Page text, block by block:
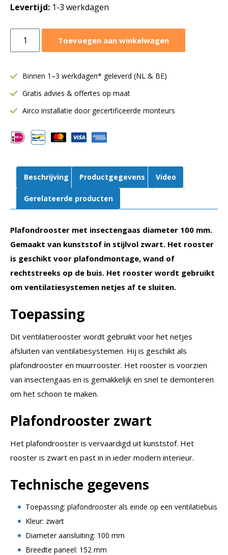
Levertijd: 1-3 werkdagen
plafondrooster
mm
Insectengaas
|
|
Zwart
Toevoegen aan winkelwagen
Binnen 1–3 werkdagen* geleverd (NL & BE)
Gratis advies & offertes op maat
Airco installatie door gecertificeerde monteurs
Beschrijving Productgegevens Video
Gerelateerde producten
Plafondrooster met insectengaas diameter 100 mm.
Gemaakt van kunststof in stijlvol zwart. Het rooster
is geschikt voor plafondmontage, wand of
rechtstreeks op de buis. Het rooster wordt gebruikt
om ventilatiesystemen netjes af te sluiten.
Toepassing
Dit ventilatierooster wordt gebruikt voor het netjes
afsluiten van ventilatiesystemen. Hij is geschikt als
plafondrooster en muurrooster. Het rooster is voorzien
van insectengaas en is gemakkelijk en snel te demonteren
om het schoon te maken.
Plafondrooster zwart
Het plafondrooster is vervaardigd uit kunststof. Het
rooster is zwart en past in in ieder modern interieur.
Technische gegevens
Toepassing: plafondrooster als einde op een ventilatiebuis
Kleur: zwart
Diameter aansluiting: 100 mm
Breedte paneel: 152 mm